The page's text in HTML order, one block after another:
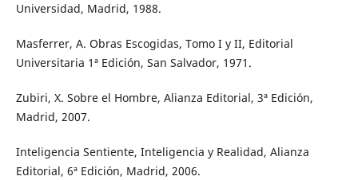
Universidad, Madrid, 1988.
Masferrer, A. Obras Escogidas, Tomo I y II, Editorial
Universitaria 1ª Edición, San Salvador, 1971.
Zubiri, X. Sobre el Hombre, Alianza Editorial, 3ª Edición,
Madrid, 2007.
Inteligencia Sentiente, Inteligencia y Realidad, Alianza
Editorial, 6ª Edición, Madrid, 2006.